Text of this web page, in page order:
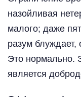
назойливая
малого; даже
разум блуждает,
Это нормально.
является